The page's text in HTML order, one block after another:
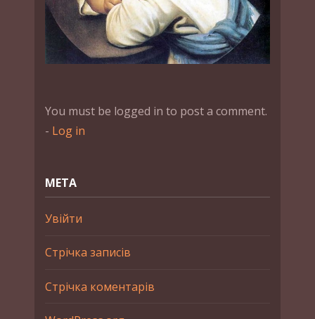
You must be logged in to post a comment.
- Log in
МЕТА
Увійти
Стрічка записів
Стрічка коментарів